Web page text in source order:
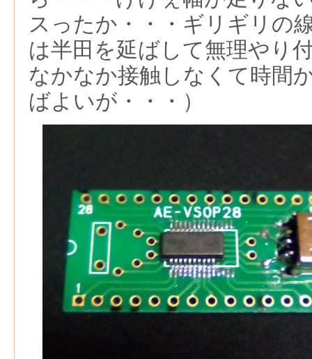
スったか・・・ギリギリの
は半田を延ばして無理やり
なかなか接触しなくて時間
ばよいが・・・）